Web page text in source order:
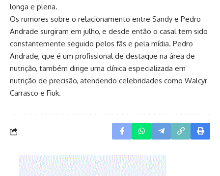
longa e plena.
Os rumores sobre o relacionamento entre Sandy e Pedro
Andrade surgiram em julho, e desde então o casal tem sido
constantemente seguido pelos fãs e pela mídia. Pedro
Andrade, que é um profissional de destaque na área de
nutrição, também dirige uma clínica especializada em
nutrição de precisão, atendendo celebridades como Walcyr
Carrasco e Fiuk.